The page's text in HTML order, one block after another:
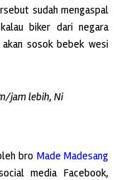
sudah mengaspal
biker dari negara
sosok bebek wesi
jam lebih, Ni
bro Made Madesang
media Facebook,